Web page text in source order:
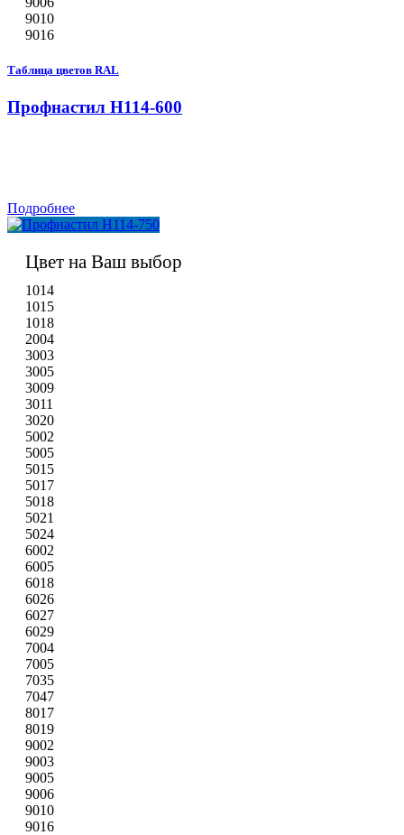
9010
9016
Таблица цветов RAL
Профнастил H114-600
Подробнее
Цвет на Ваш выбор
1014
1015
1018
2004
3003
3005
3009
3011
3020
5002
5005
5015
5017
5018
5021
5024
6002
6005
6018
6026
6027
6029
7004
7005
7035
7047
8017
8019
9002
9003
9005
9006
9010
9016